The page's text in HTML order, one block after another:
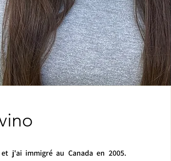
j'ai immigré au Canada en 2005.